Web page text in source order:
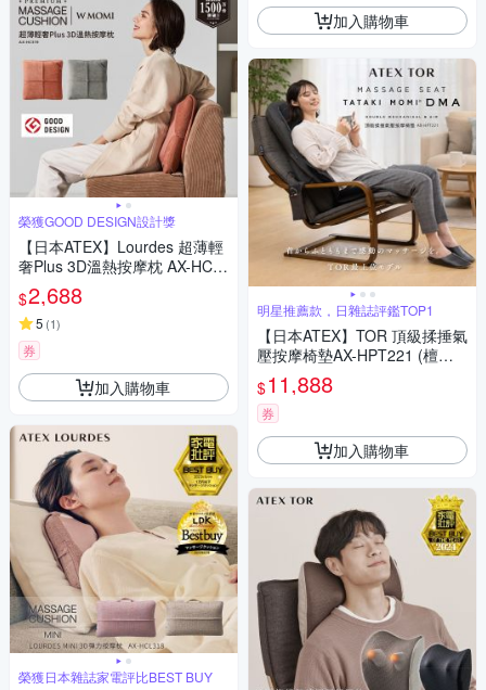
榮獲GOOD DESIGN設計獎
【日本ATEX】Lourdes 超薄輕
奢Plus 3D溫熱按摩枕 AX-HC3
19 (橙棕色/霧灰色)
$2,688
5 (1)
券
加入購物車
榮獲日本雜誌家電評比BEST BUY
加入購物車
明星推薦款，日雜誌評鑑TOP1
【日本ATEX】TOR 頂級揉捶氣
壓按摩椅墊AX-HPT221 (檀木
黑/亞麻灰)
$11,888
券
加入購物車